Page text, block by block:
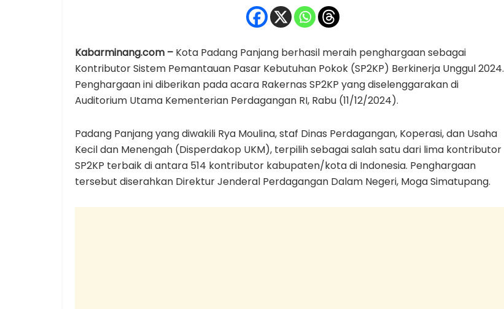
Kabarminang.com – Kota Padang Panjang berhasil meraih penghargaan sebagai
Kontributor Sistem Pemantauan Pasar Kebutuhan Pokok (SP2KP) Berkinerja Unggul 2024.
Penghargaan ini diberikan pada acara Rakernas SP2KP yang diselenggarakan di
Auditorium Utama Kementerian Perdagangan RI, Rabu (11/12/2024).
Padang Panjang yang diwakili Rya Moulina, staf Dinas Perdagangan, Koperasi, dan Usaha
Kecil dan Menengah (Disperdakop UKM), terpilih sebagai salah satu dari lima kontributor
SP2KP terbaik di antara 514 kontributor kabupaten/kota di Indonesia. Penghargaan
tersebut diserahkan Direktur Jenderal Perdagangan Dalam Negeri, Moga Simatupang.